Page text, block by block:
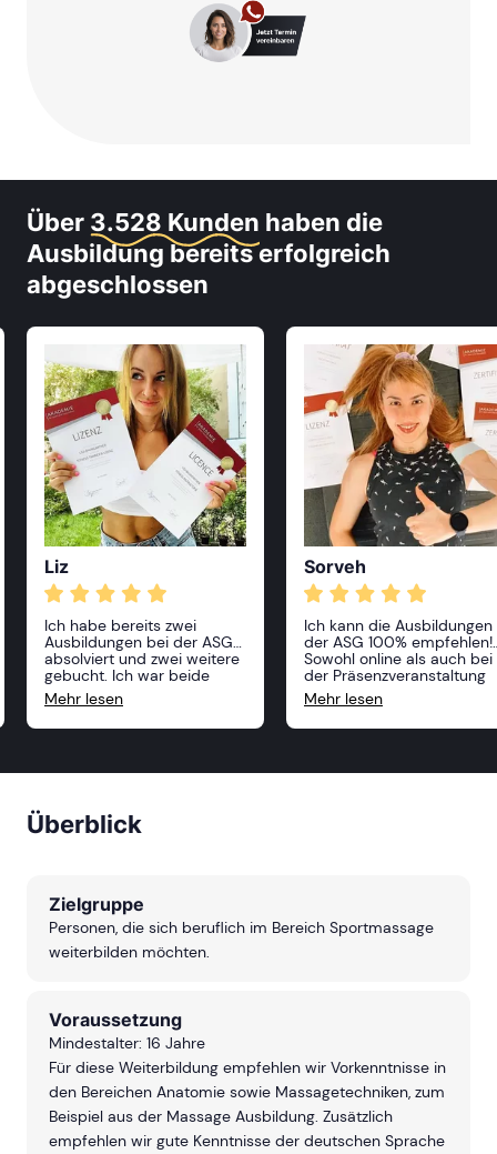
Über 3.528 Kunden haben die
Ausbildung bereits erfolgreich
abgeschlossen
Liz
Ich habe bereits zwei
Ausbildungen bei der ASG
absolviert und zwei weitere
gebucht. Ich war beide
Male über das breite
Wissen der Dozenten
begeistert und auch die
jede Fortbildung zu einem
mich die ASG nicht mehr
Mehr lesen
Sorveh
Ich kann die Ausbildungen
der ASG 100% empfehlen!
Sowohl online als auch bei
der Präsenzveranstaltung
hat man viele
seine Kenntnisse zu
vertiefen oder etwas
unkompliziert erklärt. Ich
Mehr lesen
Überblick
Zielgruppe
Personen, die sich beruflich im Bereich Sportmassage
weiterbilden möchten.
Voraussetzung
Mindestalter: 16 Jahre
Für diese Weiterbildung empfehlen wir Vorkenntnisse in
den Bereichen Anatomie sowie Massagetechniken, zum
Beispiel aus der Massage Ausbildung. Zusätzlich
empfehlen wir gute Kenntnisse der deutschen Sprache